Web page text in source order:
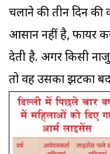
चलाने की तीन दिन की
आसान नहीं है, फायर
देती है. अगर किसी
तो वह उसका झटका